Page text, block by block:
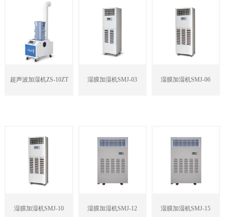
超声波加湿机ZS-10ZT 湿膜加湿机SMJ-03 湿膜加湿机SMJ-06
湿膜加湿机SMJ-10 湿膜加湿机SMJ-12 湿膜加湿机SMJ-15